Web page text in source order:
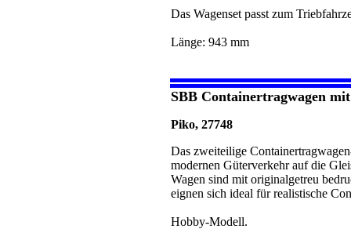
Das Wagenset passt zum
Länge: 943 mm
SBB Containertragwagen
Piko, 27748
Das zweiteilige
modernen Güterverkehr auf die
Wagen sind mit originalgetreu
eignen sich ideal für realistische
Hobby-Modell.